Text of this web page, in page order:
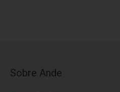
Sobre Ande